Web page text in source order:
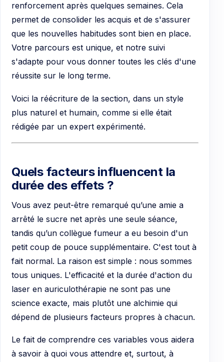
renforcement après quelques semaines. Cela
permet de consolider les acquis et de s'assurer
que les nouvelles habitudes sont bien en place.
Votre parcours est unique, et notre suivi
s'adapte pour vous donner toutes les clés d'une
réussite sur le long terme.
Voici la réécriture de la section, dans un style
plus naturel et humain, comme si elle était
rédigée par un expert expérimenté.
Quels facteurs influencent la
durée des effets ?
Vous avez peut-être remarqué qu’une amie a
arrêté le sucre net après une seule séance,
tandis qu’un collègue fumeur a eu besoin d'un
petit coup de pouce supplémentaire. C'est tout à
fait normal. La raison est simple : nous sommes
tous uniques. L'efficacité et la durée d'action du
laser en auriculothérapie ne sont pas une
science exacte, mais plutôt une alchimie qui
dépend de plusieurs facteurs propres à chacun.
Le fait de comprendre ces variables vous aidera
à savoir à quoi vous attendre et, surtout, à